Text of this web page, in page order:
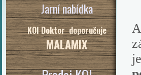
Jarní nabídka
KOI Doktor doporučuje
MALAMIX